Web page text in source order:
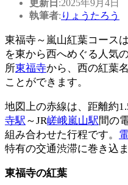
更新日 :2025年9月4日
執筆者: りょうたろう
東福寺～嵐山紅葉コース
を東から西へめぐる人気
所東福寺から、西の紅葉
ことができます。
地図上の赤線は、距離約
寺駅 ～JR嵯峨嵐山駅間の
組み合わせた行程です。
特有の交通渋滞に巻き込
東福寺の紅葉